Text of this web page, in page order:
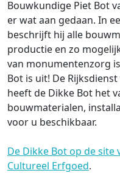
Bouwkundige Piet Bot
er wat aan gedaan. In
beschrijft hij alle
productie en zo
van monumentenzorg
Bot is uit! De
heeft de Dikke Bot het
bouwmaterialen,
voor u beschikbaar.
De Dikke Bot op de site
Cultureel Erfgoed.